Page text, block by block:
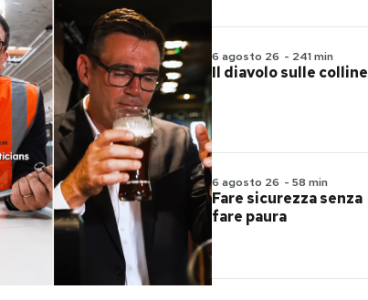
6 agosto 26 - 241 min
Il diavolo sulle colline
6 agosto 26 -58 min
Fare sicurezza senza
fare paura